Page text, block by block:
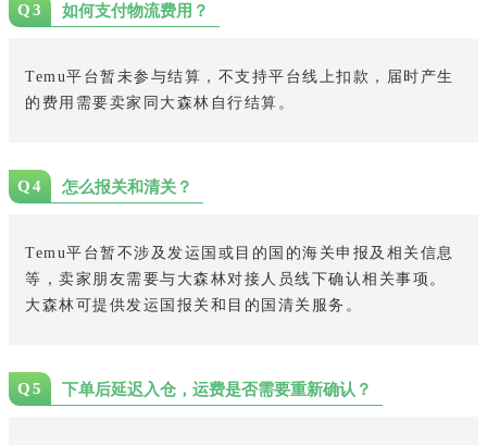
Q3 如何支付物流费用？
Temu平台暂未参与结算，不支持平台线上扣款，届时产生
的费用需要卖家同大森林自行结算。
Q4 怎么报关和清关？
Temu平台暂不涉及发运国或目的国的海关申报及相关信息
等，卖家朋友需要与大森林对接人员线下确认相关事项。
大森林可提供发运国报关和目的国清关服务。
Q5 下单后延迟入仓，运费是否需要重新确认？